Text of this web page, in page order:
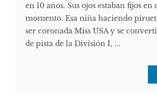
en 10 años. Sus ojos estaban fijos en
momento. Esa niña haciendo
ser coronada Miss USA y se
de pista de la División I, ...